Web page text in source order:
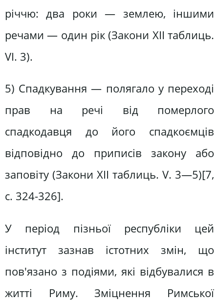
річчю: два роки — землею, іншими
речами — один рік (Закони XII таблиць.
VI. 3).
5) Спадкування — полягало у переході
прав на речі від померлого
спадкодавця до його спадкоємців
відповідно до приписів закону або
заповіту (Закони XII таблиць. V. 3—5)[7,
c. 324-326].
У період пізньої республіки цей
інститут зазнав істотних змін, що
пов'язано з подіями, які відбувалися в
житті Риму. Зміцнення Римської